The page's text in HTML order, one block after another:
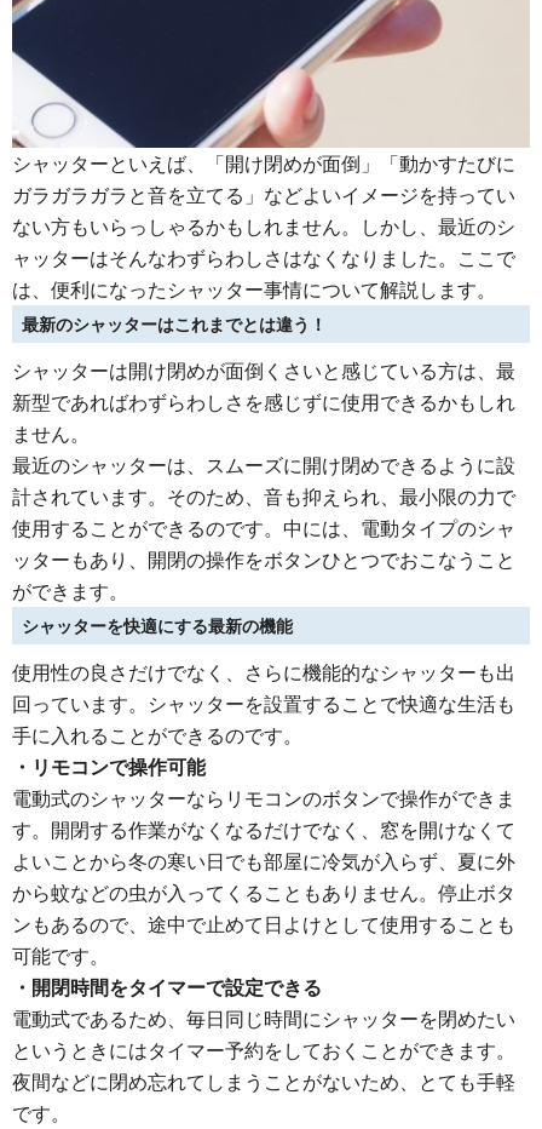
シャッターといえば、「開け閉めが面倒」「動かすたびに
ガラガラガラと音を立てる」などよいイメージを持ってい
ない方もいらっしゃるかもしれません。しかし、最近のシ
ャッターはそんなわずらわしさはなくなりました。ここで
は、便利になったシャッター事情について解説します。
最新のシャッターはこれまでとは違う！
シャッターは開け閉めが面倒くさいと感じている方は、最
新型であればわずらわしさを感じずに使用できるかもしれ
ません。
最近のシャッターは、スムーズに開け閉めできるように設
計されています。そのため、音も抑えられ、最小限の力で
使用することができるのです。中には、電動タイプのシャ
ッターもあり、開閉の操作をボタンひとつでおこなうこと
ができます。
シャッターを快適にする最新の機能
使用性の良さだけでなく、さらに機能的なシャッターも出
回っています。シャッターを設置することで快適な生活も
手に入れることができるのです。
・リモコンで操作可能
電動式のシャッターならリモコンのボタンで操作ができま
す。開閉する作業がなくなるだけでなく、窓を開けなくて
よいことから冬の寒い日でも部屋に冷気が入らず、夏に外
から蚊などの虫が入ってくることもありません。停止ボタ
ンもあるので、途中で止めて日よけとして使用することも
可能です。
・開閉時間をタイマーで設定できる
電動式であるため、毎日同じ時間にシャッターを閉めたい
というときにはタイマー予約をしておくことができます。
夜間などに閉め忘れてしまうことがないため、とても手軽
です。